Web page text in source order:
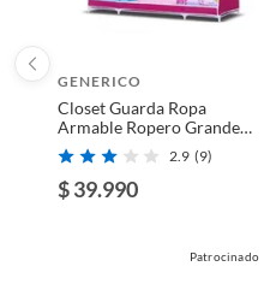
GENERICO
Closet Guarda Ropa
Armable Ropero Grande
130cmx45cmx170cm
2.9 (9)
$ 39.990
Patrocinado